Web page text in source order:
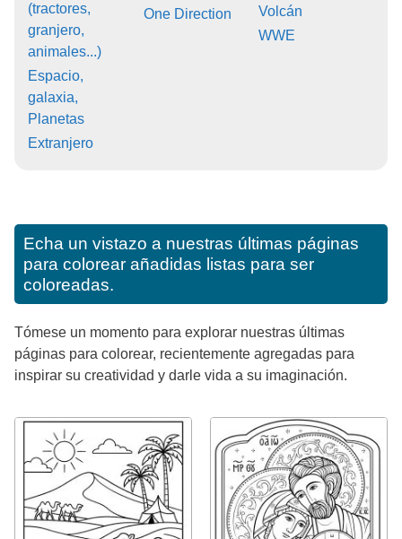
(tractores,
granjero,
animales...)
Espacio,
galaxia,
Planetas
Extranjero
One Direction
Volcán
WWE
Echa un vistazo a nuestras últimas páginas
para colorear añadidas listas para ser
coloreadas.
Tómese un momento para explorar nuestras últimas
páginas para colorear, recientemente agregadas para
inspirar su creatividad y darle vida a su imaginación.